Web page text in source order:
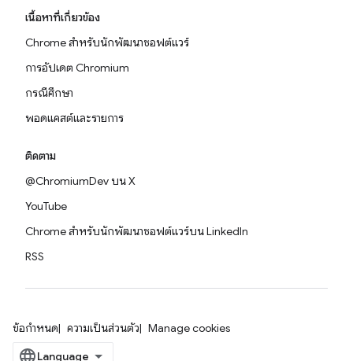
เนื้อหาที่เกี่ยวข้อง
Chrome สำหรับนักพัฒนาซอฟต์แวร์
การอัปเดต Chromium
กรณีศึกษา
พอดแคสต์และรายการ
ติดตาม
@ChromiumDev บน X
YouTube
Chrome สำหรับนักพัฒนาซอฟต์แวร์บน LinkedIn
RSS
ข้อกำหนด ความเป็นส่วนตัว Manage cookies